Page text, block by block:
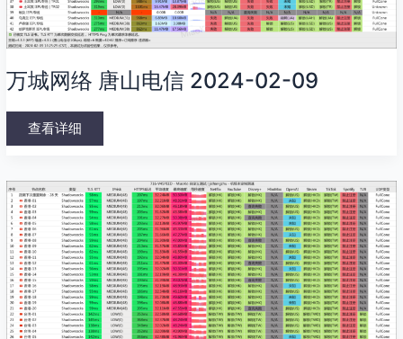
万城网络 唐山电信 2024-02-09
查看详细
V4SPEED
机
场
唐
山
电
信
2024-
02-
08